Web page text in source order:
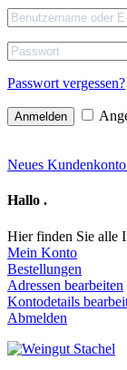
Passwort vergessen?
Neues
Hallo .
Hier finden Sie alle
Mein Konto
Bestellungen
Adressen bearbeiten
Kontodetails
Abmelden